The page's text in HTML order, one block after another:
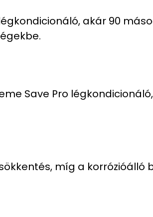
akár 90
Save Pro
míg a